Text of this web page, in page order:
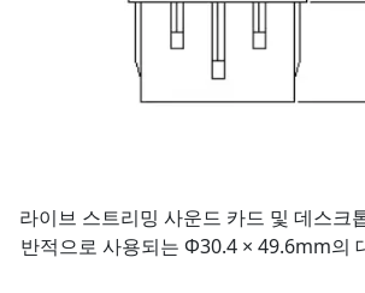
라이브 스트리밍 사운드 카드 및 데스크
반적으로 사용되는 Φ30.4 × 49.6mm의